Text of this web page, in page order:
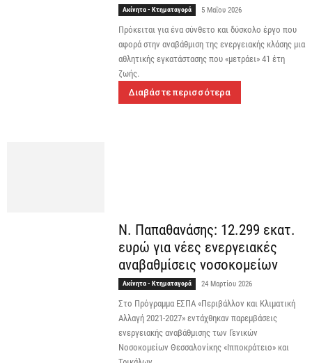
Ακίνητα - Κτηματαγορά 5 Μαΐου 2026
Πρόκειται για ένα σύνθετο και δύσκολο έργο που
αφορά στην αναβάθμιση της ενεργειακής κλάσης μια
αθλητικής εγκατάστασης που «μετράει» 41 έτη
ζωής.
Διαβάστε περισσότερα
Ν. Παπαθανάσης: 12.299 εκατ.
ευρώ για νέες ενεργειακές
αναβαθμίσεις νοσοκομείων
Ακίνητα - Κτηματαγορά 24 Μαρτίου 2026
Στο Πρόγραμμα ΕΣΠΑ «Περιβάλλον και Κλιματική
Αλλαγή 2021-2027» εντάχθηκαν παρεμβάσεις
ενεργειακής αναβάθμισης των Γενικών
Νοσοκομείων Θεσσαλονίκης «Ιπποκράτειο» και